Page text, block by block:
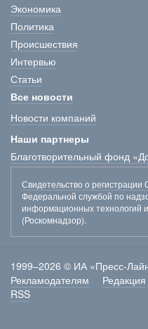
Экономика
Политика
Происшествия
Интервью
Статьи
Все новости
Новости компаний
Наши партнеры
Благотворительный фонд
Свидетельство о
Федеральной службой по
информационных технологий
(Роскомнадзор).
1999–2026 © ИА «Пресс-
Рекламодателям
Редакция
RSS